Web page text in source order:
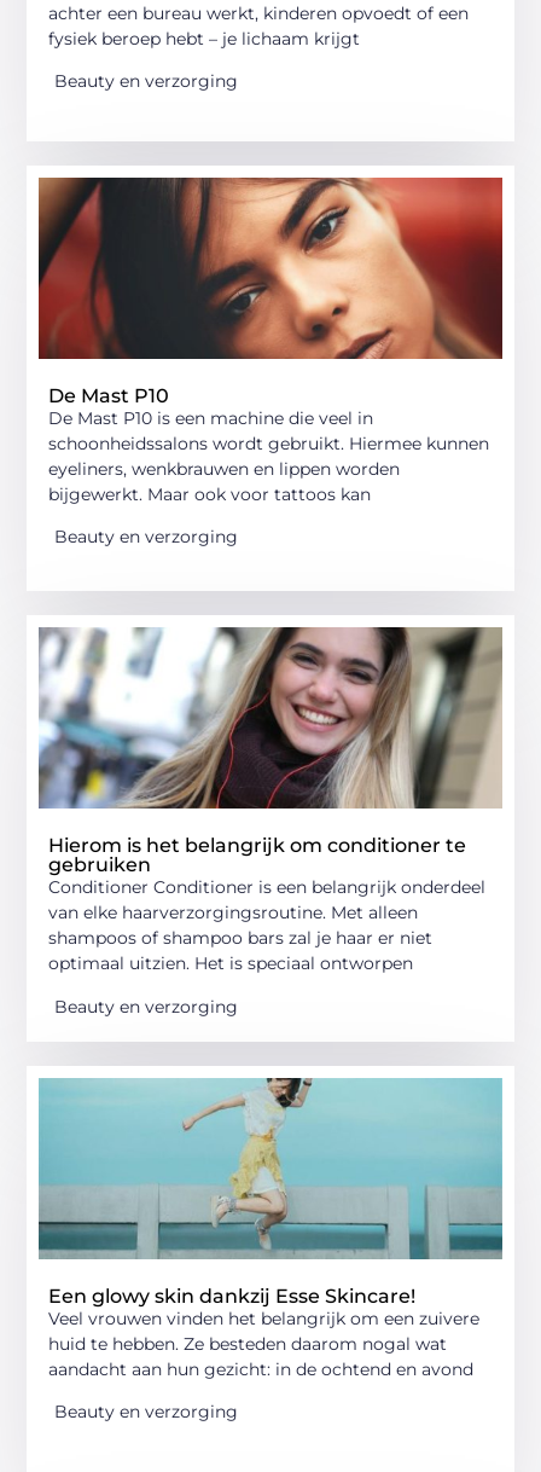
achter een bureau werkt, kinderen opvoedt of een
fysiek beroep hebt – je lichaam krijgt
Beauty en verzorging
De Mast P10
De Mast P10 is een machine die veel in
schoonheidssalons wordt gebruikt. Hiermee kunnen
eyeliners, wenkbrauwen en lippen worden
bijgewerkt. Maar ook voor tattoos kan
Beauty en verzorging
Hierom is het belangrijk om conditioner te
gebruiken
Conditioner Conditioner is een belangrijk onderdeel
van elke haarverzorgingsroutine. Met alleen
shampoos of shampoo bars zal je haar er niet
optimaal uitzien. Het is speciaal ontworpen
Beauty en verzorging
Een glowy skin dankzij Esse Skincare!
Veel vrouwen vinden het belangrijk om een zuivere
huid te hebben. Ze besteden daarom nogal wat
aandacht aan hun gezicht: in de ochtend en avond
Beauty en verzorging